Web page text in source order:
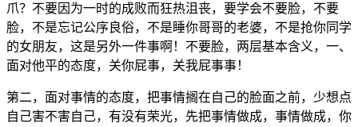
爪？ 不要因 为一时的成败而狂热沮丧， 要学会不要脸， 不要
脸， 不是忘记公序 良俗， 不是睡你哥哥的老婆， 不是抢你同 学
的女朋友， 这是另外一件事啊！ 不要脸， 两层基本含义， 一、
面对他平的态度， 关你屁事， 关我屁事事！
第二， 面对事情的态度， 把事情搁在自 己的脸面之前， 少想点
自 己害不害自 己， 有没有荣光， 先把事情做成， 事情做成， 你